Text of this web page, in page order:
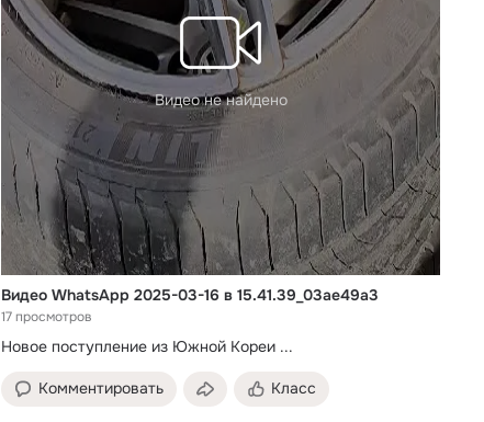
Видео не найдено
Видео WhatsApp 2025-03-16 в 15.41.39_03ae49a3
17 просмотров
Новое поступление из Южной Кореи ...
Комментировать Класс